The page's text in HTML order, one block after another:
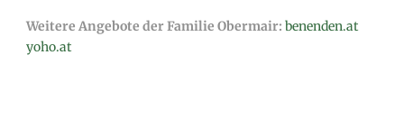
Weitere Angebote der Familie Obermair: benenden.at
yoho.at